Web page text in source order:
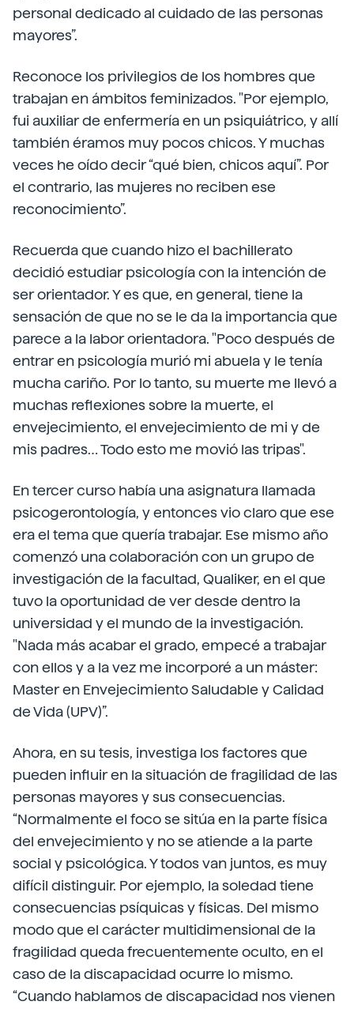
personal dedicado al cuidado de las personas
mayores”.
Reconoce los privilegios de los hombres que
trabajan en ámbitos feminizados. "Por ejemplo,
fui auxiliar de enfermería en un psiquiátrico, y allí
también éramos muy pocos chicos. Y muchas
veces he oído decir “qué bien, chicos aquí”. Por
el contrario, las mujeres no reciben ese
reconocimiento”.
Recuerda que cuando hizo el bachillerato
decidió estudiar psicología con la intención de
ser orientador. Y es que, en general, tiene la
sensación de que no se le da la importancia que
parece a la labor orientadora. "Poco después de
entrar en psicología murió mi abuela y le tenía
mucha cariño. Por lo tanto, su muerte me llevó a
muchas reflexiones sobre la muerte, el
envejecimiento, el envejecimiento de mi y de
mis padres… Todo esto me movió las tripas".
En tercer curso había una asignatura llamada
psicogerontología, y entonces vio claro que ese
era el tema que quería trabajar. Ese mismo año
comenzó una colaboración con un grupo de
investigación de la facultad, Qualiker, en el que
tuvo la oportunidad de ver desde dentro la
universidad y el mundo de la investigación.
"Nada más acabar el grado, empecé a trabajar
con ellos y a la vez me incorporé a un máster:
Master en Envejecimiento Saludable y Calidad
de Vida (UPV)”.
Ahora, en su tesis, investiga los factores que
pueden influir en la situación de fragilidad de las
personas mayores y sus consecuencias.
“Normalmente el foco se sitúa en la parte física
del envejecimiento y no se atiende a la parte
social y psicológica. Y todos van juntos, es muy
difícil distinguir. Por ejemplo, la soledad tiene
consecuencias psíquicas y físicas. Del mismo
modo que el carácter multidimensional de la
fragilidad queda frecuentemente oculto, en el
caso de la discapacidad ocurre lo mismo.
“Cuando hablamos de discapacidad nos vienen